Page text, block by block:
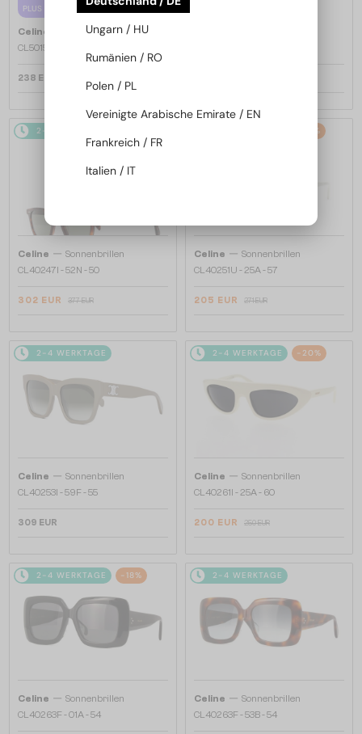
PLUS 65 EUR
Celine
Brillenfassungen
CL50155F - 072 - 52
238 EUR
2-4 WERKTAGE
Celine — Sonnenbrillen
CL40247I - 52N - 50
302 EUR 377 EUR
-25%
Celine — Sonnenbrillen
CL40251U - 25A - 57
205 EUR 271 EUR
2-4 WERKTAGE
Celine — Sonnenbrillen
CL40253I - 59F - 55
309 EUR
2-4 WERKTAGE -20%
Celine — Sonnenbrillen
CL40261I - 25A - 60
200 EUR 250 EUR
2-4 WERKTAGE -18%
Celine — Sonnenbrillen
CL40263F - 01A - 54
2-4 WERKTAGE
Celine — Sonnenbrillen
CL40263F - 53B - 54
Ungarn / HU
Rumänien / RO
Polen / PL
Vereinigte Arabische Emirate / EN
Frankreich / FR
Italien / IT